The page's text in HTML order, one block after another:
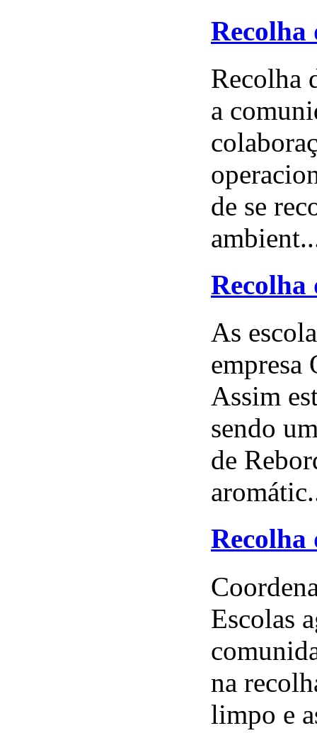
Recolha
Recolha
a
de se
Recolha
As
empresa
Assim
sendo
de
Recolha
Escolas
na
limpo e